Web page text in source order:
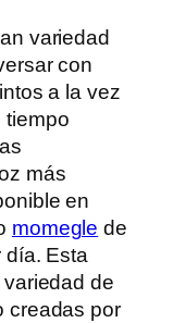
variedad
con
a la vez
tiempo
más
en
momegle de
día. Esta
de
creadas por